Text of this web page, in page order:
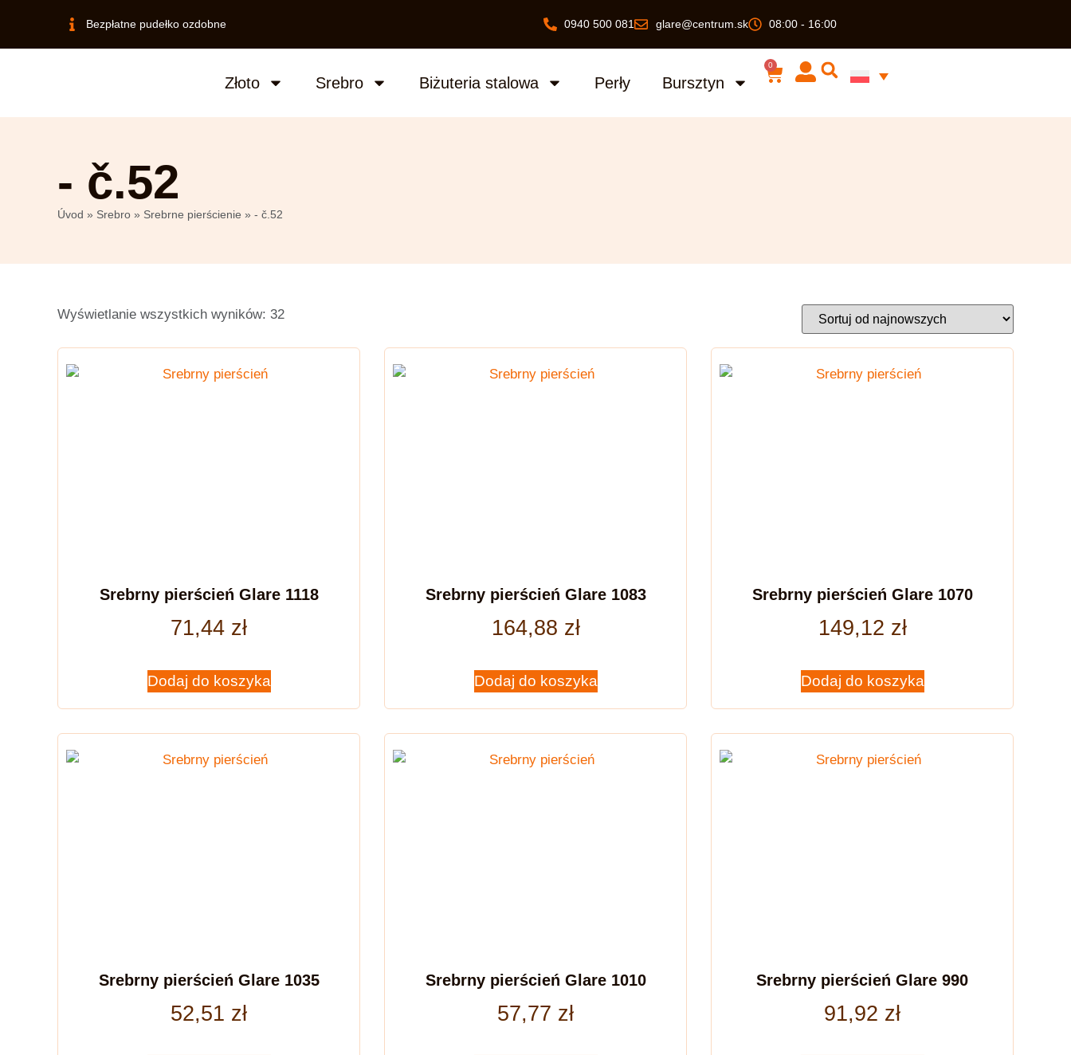
Bezpłatne pudełko ozdobne 0940 500 081 glare@centrum.sk 08:00 - 16:00
Złoto Srebro Biżuteria stalowa Perły Bursztyn
0
- č.52
Úvod » Srebro » Srebrne pierścienie » - č.52
Wyświetlanie wszystkich wyników: 32
Srebrny pierścień Glare 1118
71,44 zł
Dodaj do koszyka
Srebrny pierścień Glare 1083
164,88 zł
Dodaj do koszyka
Srebrny pierścień Glare 1070
149,12 zł
Dodaj do koszyka
Srebrny pierścień Glare 1035
52,51 zł
Srebrny pierścień Glare 1010
57,77 zł
Srebrny pierścień Glare 990
91,92 zł